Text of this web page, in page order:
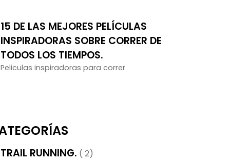
15 DE LAS MEJORES PELÍCULAS
INSPIRADORAS SOBRE CORRER DE
TODOS LOS TIEMPOS.
Peliculas inspiradoras para correr
TRAIL RUNNING. ( 2)